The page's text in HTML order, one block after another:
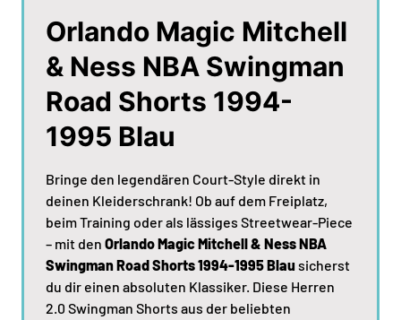
Orlando Magic Mitchell
& Ness NBA Swingman
Road Shorts 1994-
1995 Blau
Bringe den legendären Court-Style direkt in
deinen Kleiderschrank! Ob auf dem Freiplatz,
beim Training oder als lässiges Streetwear-Piece
– mit den Orlando Magic Mitchell & Ness NBA
Swingman Road Shorts 1994-1995 Blausicherst
du dir einen absoluten Klassiker. Diese Herren
2.0 Swingman Shorts aus der beliebten